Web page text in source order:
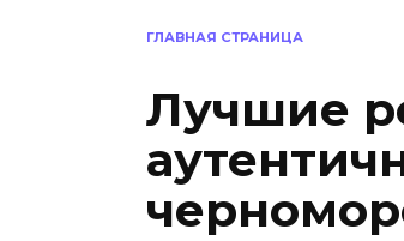
ГЛАВНАЯ СТРАНИЦА
Лучшие